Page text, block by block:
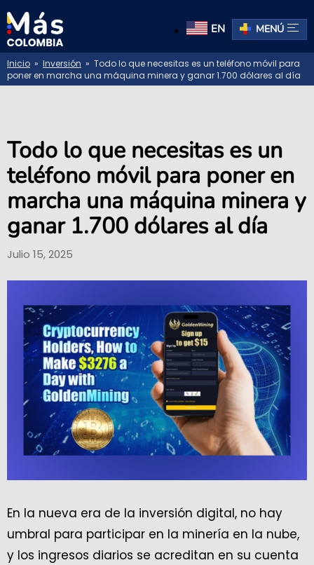
EN MENÚ
Inicio » Inversión » Todo lo que necesitas es un teléfono móvil para
poner en marcha una máquina minera y ganar 1.700 dólares al día
Todo lo que necesitas es un
teléfono móvil para poner en
marcha una máquina minera y
ganar 1.700 dólares al día
Julio 15, 2025
En la nueva era de la inversión digital, no hay
umbral para participar en la minería en la nube,
y los ingresos diarios se acreditan en su cuenta